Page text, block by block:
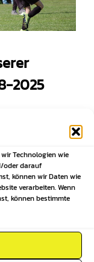
Technologien wie
oder darauf
können wir Daten wie
verarbeiten. Wenn
können bestimmte
2025